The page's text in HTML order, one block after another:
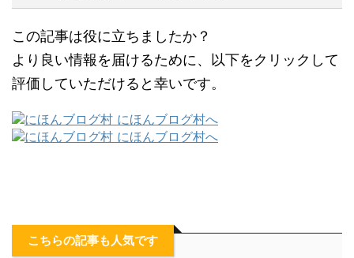
この記事は役に立ちましたか？
より良い情報を届けるために、以下をクリックして
評価していただけると幸いです。
こちらの記事も人気です